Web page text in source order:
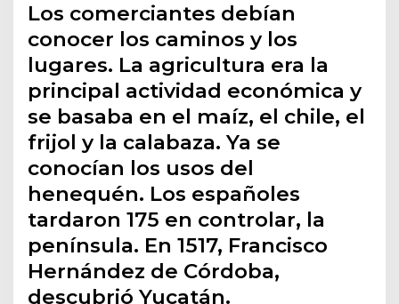
Los comerciantes debían
conocer los caminos y los
lugares. La agricultura era la
principal actividad económica y
se basaba en el maíz, el chile, el
frijol y la calabaza. Ya se
conocían los usos del
henequén. Los españoles
tardaron 175 en controlar, la
península. En 1517, Francisco
Hernández de Córdoba,
descubrió Yucatán.